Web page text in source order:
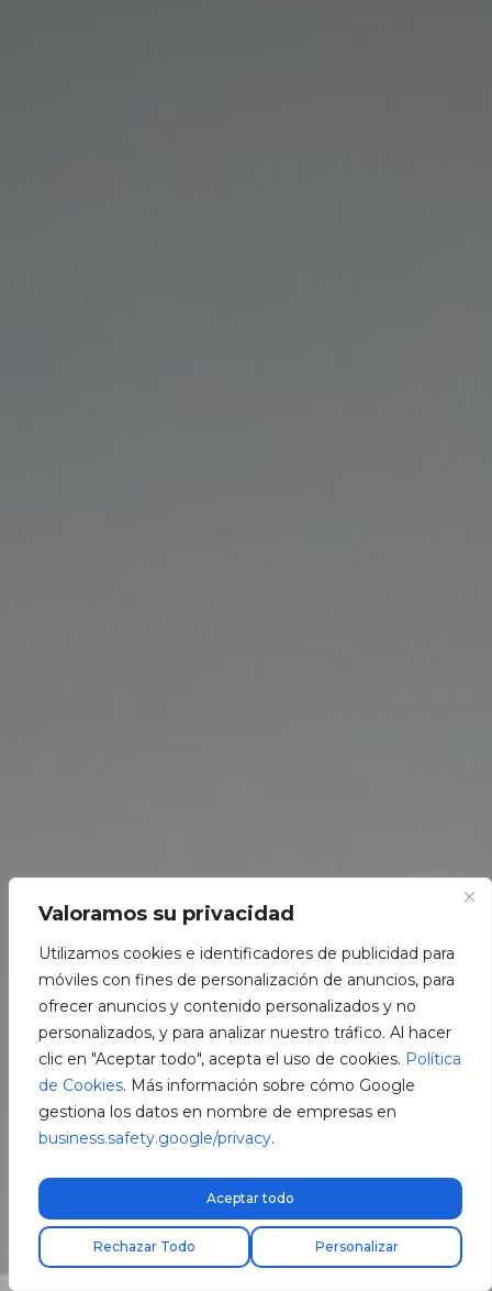
Valoramos su privacidad
Utilizamos cookies e identificadores de publicidad para
móviles con fines de personalización de anuncios, para
ofrecer anuncios y contenido personalizados y no
personalizados, y para analizar nuestro tráfico. Al hacer
clic en "Aceptar todo", acepta el uso de cookies. Política
de Cookies. Más información sobre cómo Google
gestiona los datos en nombre de empresas en
business.safety.google/privacy.
Personalizar
Rechazar Todo
Aceptar todo
Encuentra tu instalador